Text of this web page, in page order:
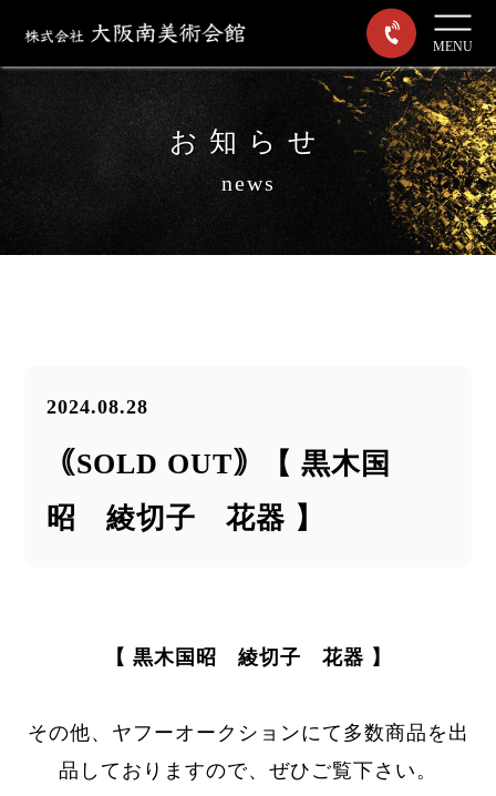
MENU
お知らせ
news
2024.08.28
｟SOLD OUT｠【 黒木国
昭 綾切子 花器 】
【 黒木国昭 綾切子 花器 】
その他、ヤフーオークションにて多数商品を出
品しておりますので、ぜひご覧下さい。